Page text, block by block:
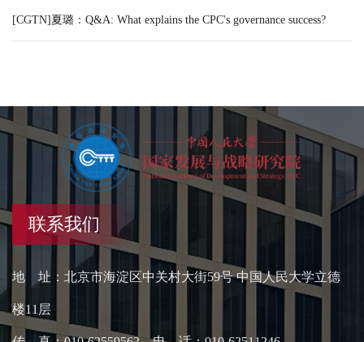
[CGTN]夏璐：Q&A: What explains the CPC's governance success?
联系我们
地 址：北京市海淀区中关村大街59号 中国人民大学立德
楼11层